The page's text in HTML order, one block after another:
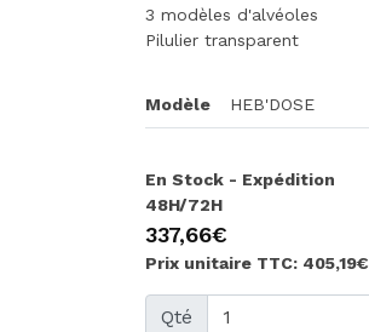
3 modèles d'alvéoles
Pilulier transparent
Modèle HEB'DOSE
En Stock - Expédition
48H/72H
337,66€
Prix unitaire TTC: 405,19€
Qté